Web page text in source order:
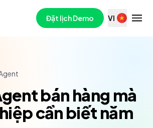
Đặt lịch Demo VI
bán hàng mà
cần biết năm